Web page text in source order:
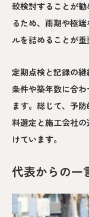
較検討することが
るため、雨期や極
ルを詰めることが重
定期点検と記録の
条件や築年数に合
ます。総じて、予
料選定と施工会社
けています。
代表からの一